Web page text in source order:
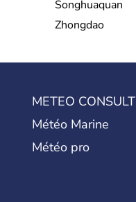
Songhuaquan
Zhongdao
METEO CONSULT
Météo Marine
Météo pro